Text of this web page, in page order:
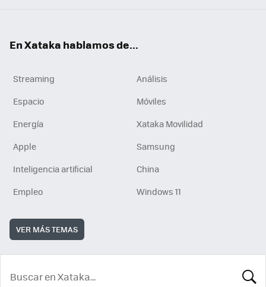
En Xataka hablamos de...
Streaming
Análisis
Espacio
Móviles
Energía
Xataka Movilidad
Apple
Samsung
Inteligencia artificial
China
Empleo
Windows 11
VER MÁS TEMAS